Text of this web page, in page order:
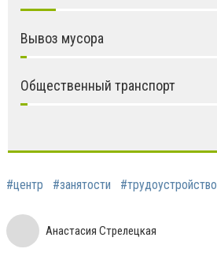
Вывоз мусора
Общественный транспорт
#центр #занятости #трудоустройство
Анастасия Стрелецкая